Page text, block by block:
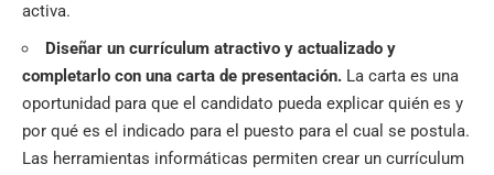
activa.
Diseñar un currículum atractivo y actualizado y
completarlo con una carta de presentación. La carta es una
oportunidad para que el candidato pueda explicar quién es y
por qué es el indicado para el puesto para el cual se postula.
Las herramientas informáticas permiten crear un currículum